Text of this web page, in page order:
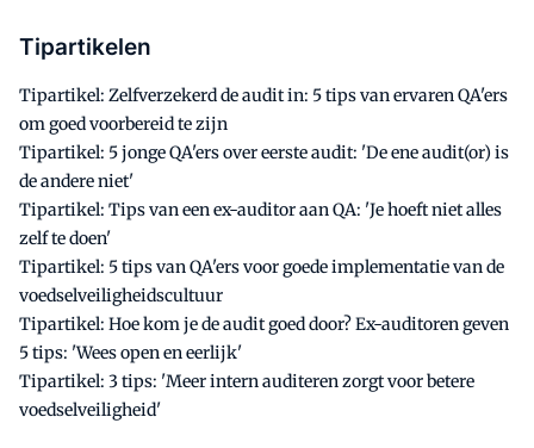
Tipartikelen
Tipartikel: Zelfverzekerd de audit in: 5 tips van ervaren QA'ers
om goed voorbereid te zijn
Tipartikel: 5 jonge QA'ers over eerste audit: 'De ene audit(or) is
de andere niet'
Tipartikel: Tips van een ex-auditor aan QA: 'Je hoeft niet alles
zelf te doen'
Tipartikel: 5 tips van QA'ers voor goede implementatie van de
voedselveiligheidscultuur
Tipartikel: Hoe kom je de audit goed door? Ex-auditoren geven
5 tips: 'Wees open en eerlijk'
Tipartikel: 3 tips: 'Meer intern auditeren zorgt voor betere
voedselveiligheid'